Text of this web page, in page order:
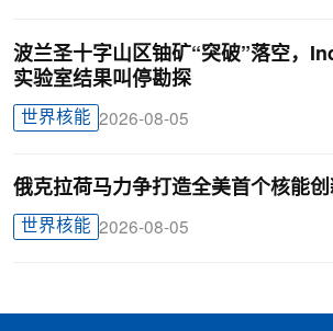
波兰圣十字山区铀矿“突破”落空，
实验室结果叫停勘探
世界核能 2026-08-05
俄克拉荷马力争打造全美首个核能
世界核能 2026-08-05